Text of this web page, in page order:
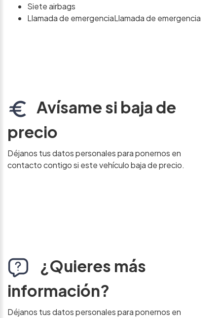
Siete airbags
Llamada de emergenciaLlamada de emergencia
Avísame si baja de
precio
Déjanos tus datos personales para ponernos en
contacto contigo si este vehículo baja de precio.
¿Quieres más
información?
Déjanos tus datos personales para ponernos en